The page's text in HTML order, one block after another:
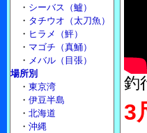
釣
3
・ シーバス（鱸）
・ タチウオ（太刀魚）
・ ヒラメ（鮃）
・ マゴチ（真鯒）
・ メバル（目張）
場所別
・ 東京湾
・ 伊豆半島
・ 北海道
・ 沖縄